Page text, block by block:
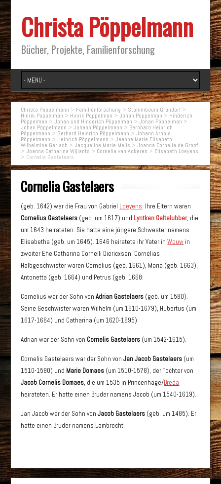
Christa Pöppelmann
Bücher, Projekte, Familienforschung
Christa Pöppelmann > Familienforschung > Stammbaum Grandorf>
Hinrik Poppelman > Hinrik Poppelman >Johan Poppelman > Hinderich
Pöppelman >Johan und Hinderich Pöppelman >Johan Pöppelman >
Johan Pöppelmann >Johann Pöppelmann > Bernhard Heinrich
Pöppelmann > Gerhard Heinrich Pöppelmann >Johann Arnold
Pöppelmann > Heinrich Pöppelmann >Jeanne Marie Elisabeth
Wilhelmine Gerlach >Jacqueline Marie Melis >Joanna Cornelia de Groof
>Joanna Catharina Wijlants > Cornelia van Ackeren > Elisabeth Loeyens
> Cornelia Gastelaers
Cornelia Gastelaers
(geb. 1642) war die Frau von Gabriel Loeyens. Ihre Eltern waren
Cornelius Gastelaers (geb. um 1617) und Lyntken Geltelubber, die
um 1643 heirateten. Sie hatte eine jüngere Schwester namens
Elisabetha (geb. um 1645). 1646 heiratete ihr Vater inWouw in
zweiter Ehe Catharina Cornelli Diericxsen. Cornelias
Halbgeschwister waren Cornelius (geb. 1661), Maria (geb. 1663),
Antonetta (geb. 1664) und Petrus (geb. 1668:
Cornelius war der Sohn vonAdrian Gastelaers (geb. um 1580).
Seine Geschwister waren Wilhelm (um 1610-1679), Hubertus (um
1617-1664) und Catharina (um 1620-1695).
Adrian war der Sohn von Cornelis Gastelaers (um 1542-1615).
Cornelis Gastelaers war der Sohn vonJan Jacob Gastelaers (um
1510-1580) und Marie Domaes (um 1510-1578), der Tochter von
Jacob Cornelis Domaes, die um 1535 in Princenhage/Breda
heirateten. Er hatte einen Bruder namens Jacob (um 1540-1619).
Jan Jacob war der Sohn vonJacob Gastelaers (geb. um 1485). Er
hatte einen Bruder namens Lambrecht.